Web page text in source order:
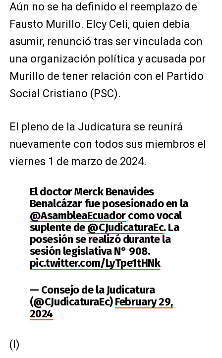
Aún no se ha definido el reemplazo de
Fausto Murillo. Elcy Celi, quien debía
asumir, renunció tras ser vinculada con
una organización política y acusada por
Murillo de tener relación con el Partido
Social Cristiano (PSC).
El pleno de la Judicatura se reunirá
nuevamente con todos sus miembros el
viernes 1 de marzo de 2024.
El doctor Merck Benavides
Benalcázar fue posesionado en la
@AsambleaEcuadorcomo vocal
suplente de@CJudicaturaEc. La
posesión se realizó durante la
sesión legislativa N° 908.
pic.twitter.com/LyTpe1tHNk
— Consejo de la Judicatura
(@CJudicaturaEc)February 29,
2024
(I)